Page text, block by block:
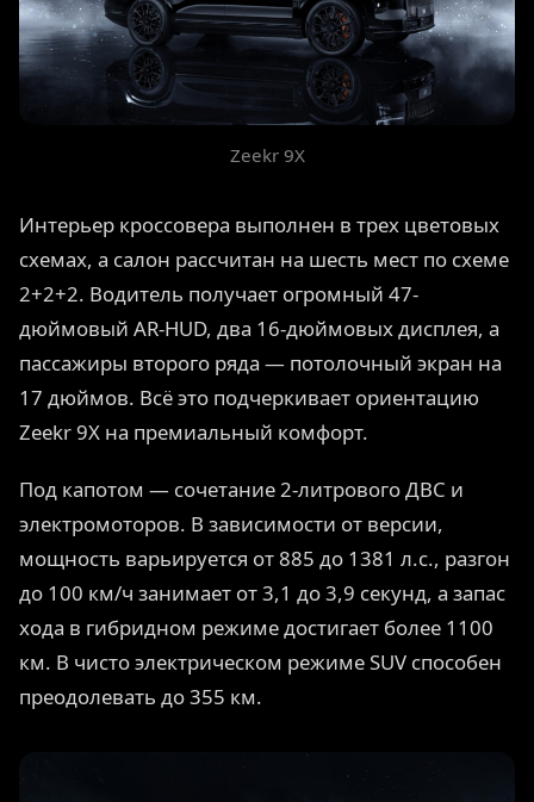
Zeekr 9X
Интерьер кроссовера выполнен в трех цветовых
схемах, а салон рассчитан на шесть мест по схеме
2+2+2. Водитель получает огромный 47-
дюймовый AR-HUD, два 16-дюймовых дисплея, а
пассажиры второго ряда — потолочный экран на
17 дюймов. Всё это подчеркивает ориентацию
Zeekr 9X на премиальный комфорт.
Под капотом — сочетание 2-литрового ДВС и
электромоторов. В зависимости от версии,
мощность варьируется от 885 до 1381 л.с., разгон
до 100 км/ч занимает от 3,1 до 3,9 секунд, а запас
хода в гибридном режиме достигает более 1100
км. В чисто электрическом режиме SUV способен
преодолевать до 355 км.